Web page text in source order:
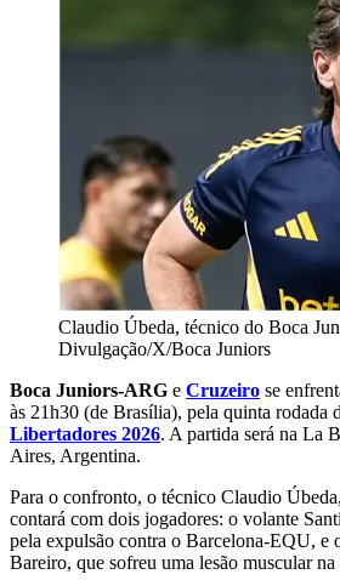
Claudio Úbeda, técnico do Boca
Divulgação/X/Boca Juniors
Boca Juniors-ARG e Cruzeiro se
às 21h30 (de Brasília), pela quinta rodada
Libertadores 2026. A partida será na La
Aires, Argentina.
Para o confronto, o técnico Claudio
contará com dois jogadores: o volante
pela expulsão contra o Barcelona-EQU, e
Bareiro, que sofreu uma lesão muscular